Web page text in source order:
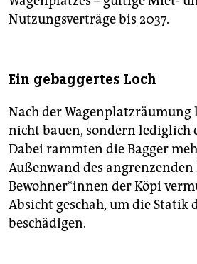
Nutzungsverträge bis 2037.
Ein gebaggertes Loch
Nach der Wagenplatzräumung
nicht bauen, sondern lediglich
Dabei rammten die Bagger
Außenwand des
Be­woh­ne­r*in­nen der Köpi
Absicht geschah, um die Statik
beschädigen.